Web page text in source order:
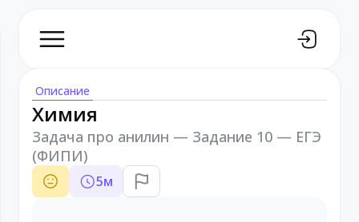
Описание
Химия
Задача про анилин — Задание 10 — ЕГЭ
(ФИПИ)
5м